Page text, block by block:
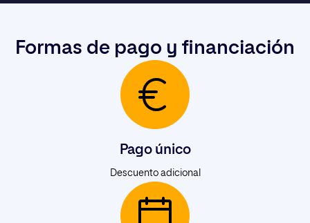
Formas de pago y financiación
Pago único
Descuento adicional